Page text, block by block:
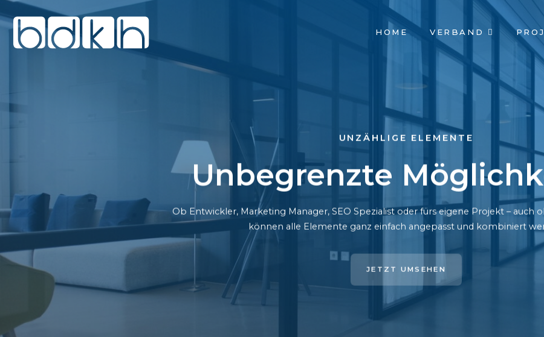
NAVIGATION
ÜBERSPRINGEN
HOME VERBAND
UNZÄHLIGE ELEMENTE
Unbegrenzte
Ob Entwickler, Marketing Manager, SEO Spezialist oder fürs eigene Projekt – auch
können alle Elemente ganz einfach angepasst und kombiniert
JETZT UMSEHEN